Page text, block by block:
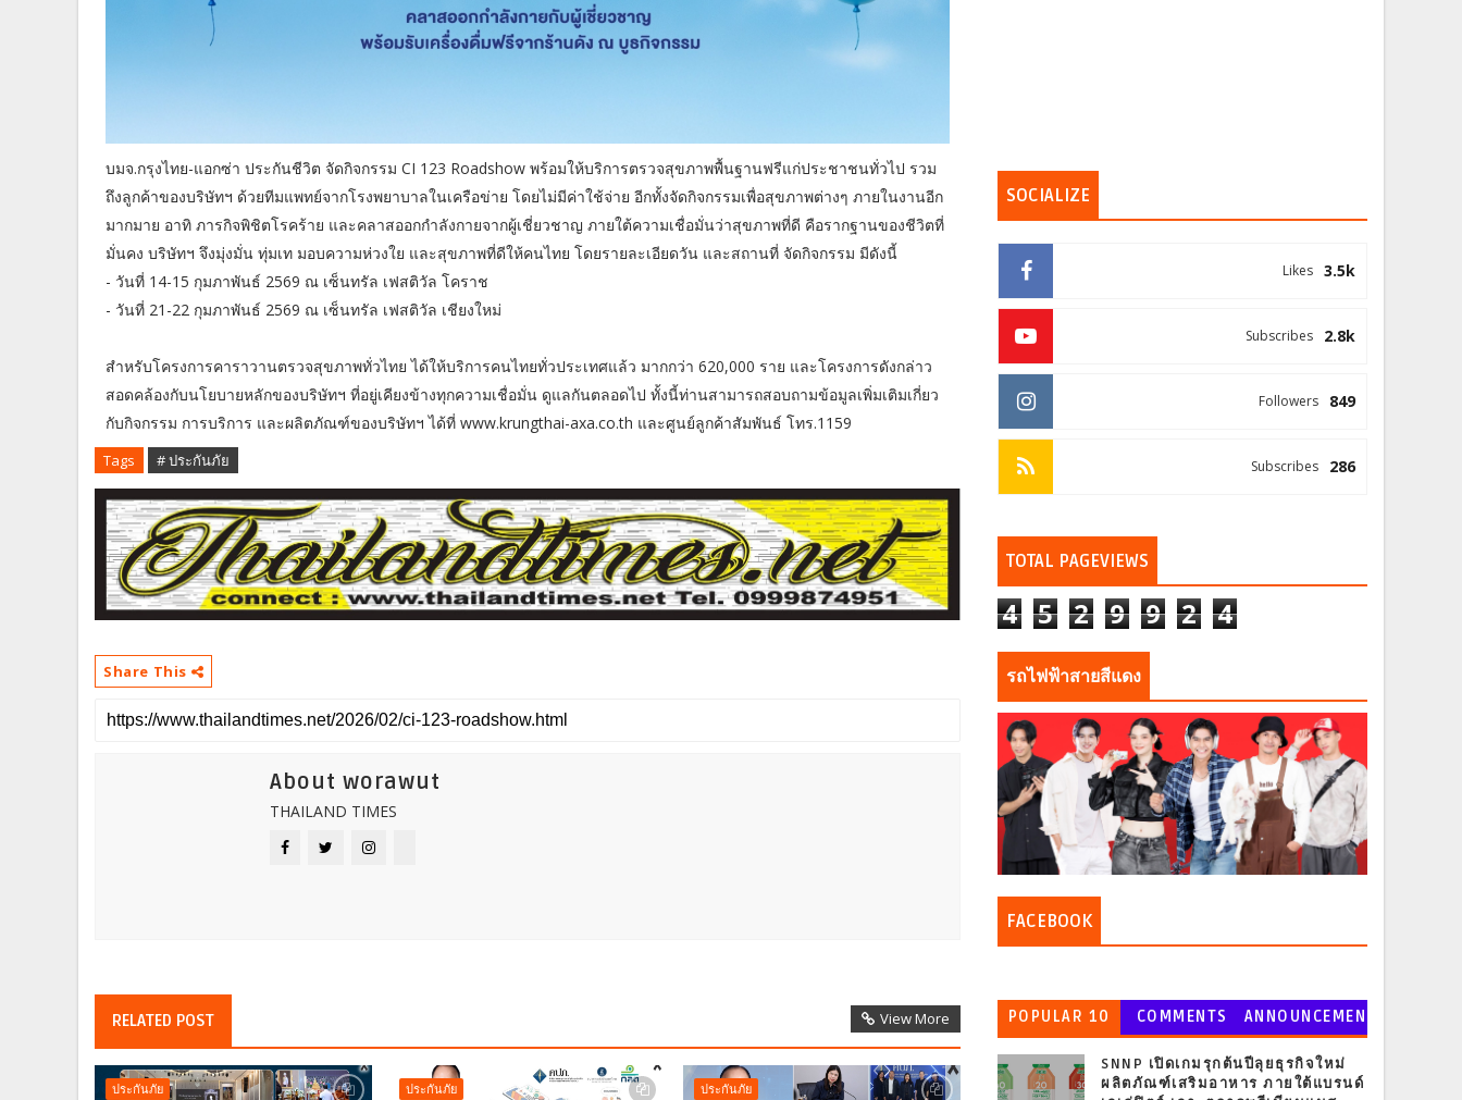
บมจ.กรุงไทย-แอกซ่า ประกันชีวิต จัดกิจกรรม CI 123 Roadshow พร้อมให้บริการตรวจสุขภาพพื้นฐานฟรีแก่ประชาชนทั่วไป รวม
ถึงลูกค้าของบริษัทฯ ด้วยทีมแพทย์จากโรงพยาบาลในเครือข่าย โดยไม่มีค่าใช้จ่าย อีกทั้งจัดกิจกรรมเพื่อสุขภาพต่างๆ ภายในงานอีก
มากมาย อาทิ ภารกิจพิชิตโรคร้าย และคลาสออกกำลังกายจากผู้เชี่ยวชาญ ภายใต้ความเชื่อมั่นว่าสุขภาพที่ดี คือรากฐานของชีวิตที่
มั่นคง บริษัทฯ จึงมุ่งมั่น ทุ่มเท มอบความห่วงใย และสุขภาพที่ดีให้คนไทย โดยรายละเอียดวัน และสถานที่ จัดกิจกรรม มีดังนี้
- วันที่ 14-15 กุมภาพันธ์ 2569 ณ เซ็นทรัล เฟสติวัล โคราช
- วันที่ 21-22 กุมภาพันธ์ 2569 ณ เซ็นทรัล เฟสติวัล เชียงใหม่
สำหรับโครงการคาราวานตรวจสุขภาพทั่วไทย ได้ให้บริการคนไทยทั่วประเทศแล้ว มากกว่า 620,000 ราย และโครงการดังกล่าว
สอดคล้องกับนโยบายหลักของบริษัทฯ ที่อยู่เคียงข้างทุกความเชื่อมั่น ดูแลกันตลอดไป ทั้งนี้ท่านสามารถสอบถามข้อมูลเพิ่มเติมเกี่ยว
กับกิจกรรม การบริการ และผลิตภัณฑ์ของบริษัทฯ ได้ที่ www.krungthai-axa.co.th และศูนย์ลูกค้าสัมพันธ์ โทร.1159
Tags # ประกันภัย
Share This
About worawut
THAILAND TIMES
RELATED POST View More
ประกันภัย ประกันภัย ประกันภัย
SOCIALIZE
3.5k
Likes
2.8k
Subscribes
849
Followers
286
Subscribes
TOTAL PAGEVIEWS
4 5 2 9 9 2 4
รถไฟฟ้าสายสีแดง
FACEBOOK
POPULAR 10 COMMENTS
ANNOUNCEMEN
T
SNNP เปิดเกมรุกต้นปีลุยธุรกิจใหม่
ผลิตภัณฑ์เสริมอาหาร ภายใต้แบรนด์